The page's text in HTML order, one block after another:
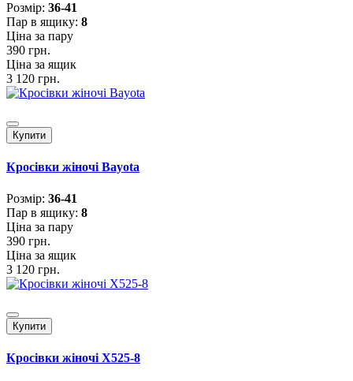
Розмiр: 36-41
Пар в ящику: 8
Ціна за пару
390 грн.
Ціна за ящик
3 120 грн.
Купити
Кросівки жіночі Bayota
Розмiр: 36-41
Пар в ящику: 8
Ціна за пару
390 грн.
Ціна за ящик
3 120 грн.
Купити
Кросівки жіночі X525-8